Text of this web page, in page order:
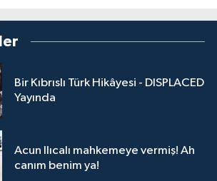
Bir Kıbrıslı Türk Hikâyesi - DISPLACED
Yayında
Acun Ilıcalı mahkemeye vermiş! Ah
canım benim ya!